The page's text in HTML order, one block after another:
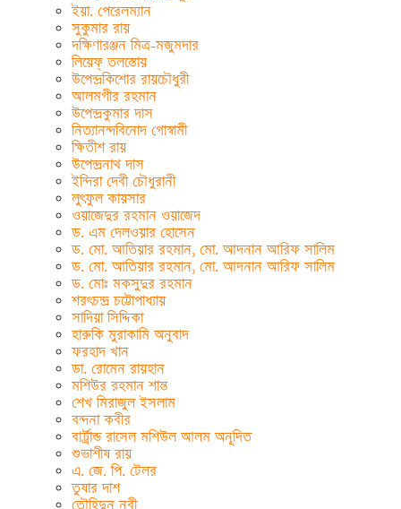
ইয়া. পেরেলম্যান
সুকুমার রায়
দক্ষিণারঞ্জন মিত্র-মজুমদার
লিয়েফ্ তলস্তোয়
উপেন্দ্রকিশোর রায়চৌধুরী
আলমগীর রহমান
উপেন্দ্রকুমার দাস
নিত্যানন্দবিনোদ গোস্বামী
ক্ষিতীশ রায়
উপেন্দ্রনাথ দাস
ইন্দিরা দেবী চৌধুরানী
লুৎফুল কায়সার
ওয়াজেদুর রহমান ওয়াজেদ
ড. এম দেলওয়ার হোসেন
ড. মো. আতিয়ার রহমান, মো. আদনান আরিফ সালিম
ড. মো. আতিয়ার রহমান, মো. আদনান আরিফ সালিম
ড. মোঃ মকসুদুর রহমান
শরৎচন্দ্র চট্টোপাধ্যায়
সাদিয়া সিদ্দিকা
হারুকি মুরাকামি অনুবাদ
ফরহাদ খান
ডা. রোমেন রায়হান
মশিউর রহমান শান্ত
শেখ মিরাজুল ইসলাম
বন্দনা কবীর
বার্ট্রান্ড রাসেল মশিউল আলম অনূদিত
শুভাশীষ রায়
এ. জে. পি. টেলর
তুষার দাশ
তৌহিদুন নবী